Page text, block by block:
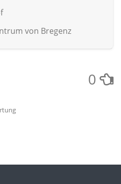
von Bregenz
0